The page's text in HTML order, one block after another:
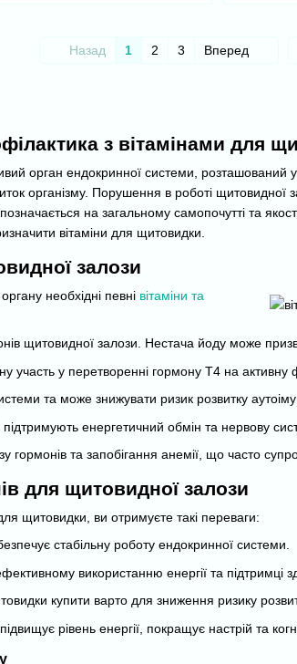
з вітамінами для
орган ендокринної системи, розташований у
організму. Порушення в роботі щитовидної
на загальному самопочутті та
вітаміни для щитовидки.
залози
необхідні певні вітаміни та
щитовидної залози. Нестача йоду може
участь у перетворенні гормону Т4 на
та може знижувати ризик розвитку
енергетичний обмін та нервову
гормонів та запобігання анемії, що часто
для щитовидної залози
щитовидки, ви отримуєте такі переваги:
стабільну роботу ендокринної системи.
використанню енергії та підтримці
купити варто для зниження ризику
рівень енергії, покращує настрій та
Назад 1 2 3 Вперед